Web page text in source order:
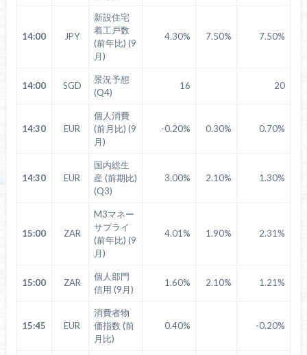
14:00 JPY
新設住宅
着工戸数
(前年比) (9
月)
4.30% 7.50% 7.50%
14:00 SGD
景況予想
(Q4)
16 20
14:30 EUR
個人消費
(前月比) (9
月)
-0.20% 0.30% 0.70%
14:30 EUR
国内総生
産 (前期比)
(Q3)
3.00% 2.10% 1.30%
15:00 ZAR
M3マネー
サプライ
(前年比) (9
月)
4.01% 1.90% 2.31%
15:00 ZAR
個人部門
信用 (9月)
1.60% 2.10% 1.21%
15:45 EUR
消費者物
価指数 (前
月比)
0.40% -0.20%